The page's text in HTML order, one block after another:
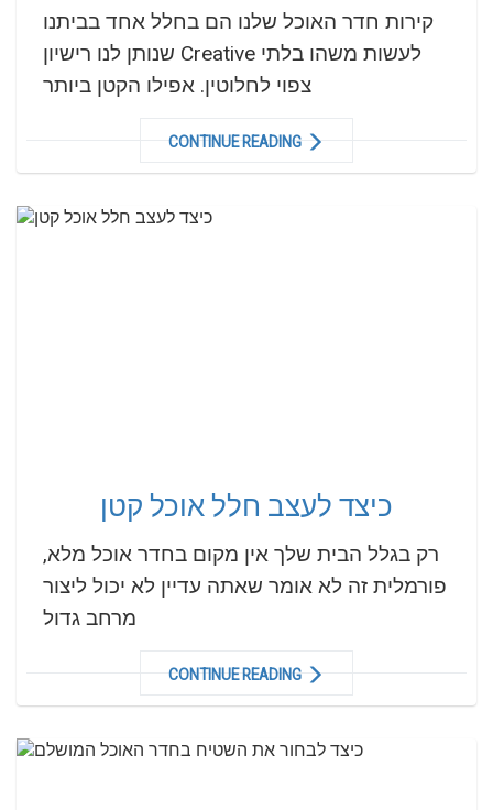
קירות חדר האוכל שלנו הם בחלל אחד בביתנו
שנותן לנו רישיון Creative לעשות משהו בלתי
צפוי לחלוטין. אפילו הקטן ביותר
CONTINUE READING
כיצד לעצב חלל אוכל קטן
רק בגלל הבית שלך אין מקום בחדר אוכל מלא,
פורמלית זה לא אומר שאתה עדיין לא יכול ליצור
מרחב גדול
CONTINUE READING